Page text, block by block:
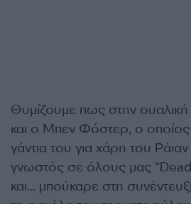
Θυμίζουμε πως στην ουαλική
και ο Μπεν Φόστερ, ο
γάντια του για χάρη του Ράιαν
γνωστός σε όλους μας “
και… μπούκαρε στη